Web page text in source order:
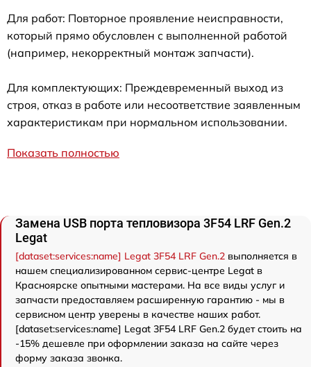
Для работ: Повторное проявление неисправности,
который прямо обусловлен с выполненной работой
(например, некорректный монтаж запчасти).
Для комплектующих: Преждевременный выход из
строя, отказ в работе или несоответствие заявленным
характеристикам при нормальном использовании.
Показать полностью
Замена USB порта тепловизора 3F54 LRF Gen.2
Legat
[dataset:services:name] Legat 3F54 LRF Gen.2 выполняется в
нашем специализированном сервис-центре Legat в
Красноярске опытными мастерами. На все виды услуг и
запчасти предоставляем расширенную гарантию - мы в
сервисном центр уверены в качестве наших работ.
[dataset:services:name] Legat 3F54 LRF Gen.2 будет стоить на
-15% дешевле при оформлении заказа на сайте через
форму заказа звонка.